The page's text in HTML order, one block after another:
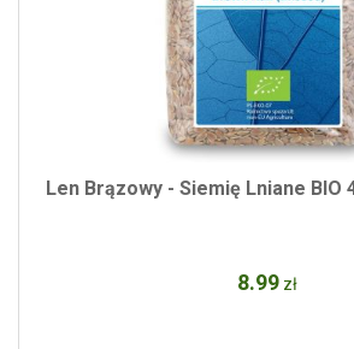
Len Brązowy - Siemię Lniane BIO
8.99 zł